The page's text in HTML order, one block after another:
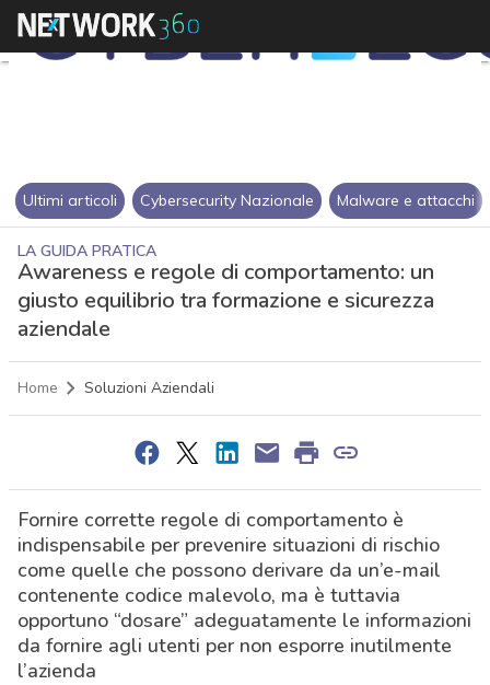
Ultimi articoli Cybersecurity Nazionale Malware e attacchi
LA GUIDA PRATICA
Awareness e regole di comportamento: un
giusto equilibrio tra formazione e sicurezza
aziendale
Home Soluzioni Aziendali
Fornire corrette regole di comportamento è
indispensabile per prevenire situazioni di rischio
come quelle che possono derivare da un’e-mail
contenente codice malevolo, ma è tuttavia
opportuno “dosare” adeguatamente le informazioni
da fornire agli utenti per non esporre inutilmente
l’azienda